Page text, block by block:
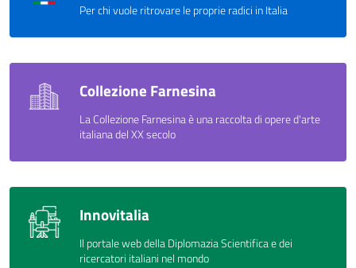
Per chi vuole ritrovare le proprie radici in Italia
Collezione Farnesina
La Collezione Farnesina è una raccolta di opere d'arte
italiana del XX secolo
Innovitalia
Il portale web della Diplomazia Scientifica e dei
ricercatori italiani nel mondo